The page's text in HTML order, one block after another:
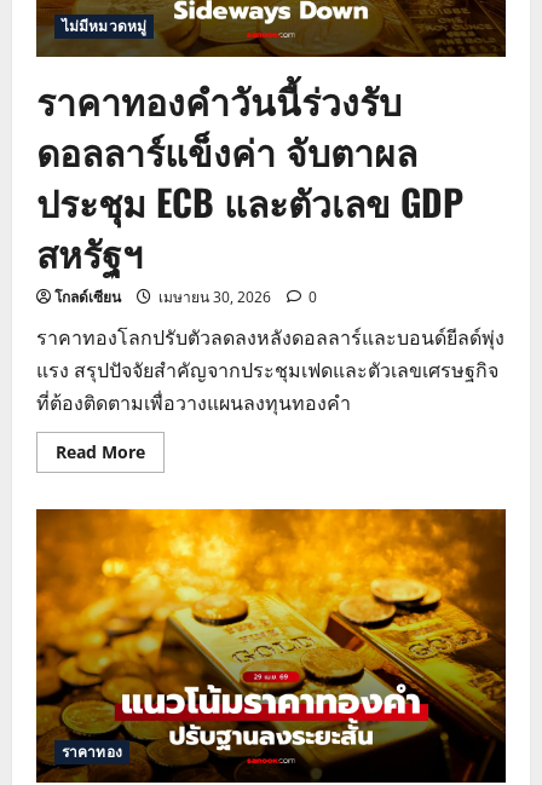
ขาย
ล่าสุด
ไม่มีหมวดหมู่
ราคาทองคำวันนี้ร่วงรับ
ดอลลาร์แข็งค่า จับตาผล
ประชุม ECB และตัวเลข GDP
สหรัฐฯ
โกลด์เซียน เมษายน 30, 2026 0
ราคาทองโลกปรับตัวลดลงหลังดอลลาร์และบอนด์ยีลด์พุ่ง
แรง สรุปปัจจัยสำคัญจากประชุมเฟดและตัวเลขเศรษฐกิจ
ที่ต้องติดตามเพื่อวางแผนลงทุนทองคำ
Read MoreRead
more
ทองคำ
วัน
ร่วง
รับ
ดอลลาร์
แข็ง
ค่า
จับตา
ผล
ประชุม
ECB
และ
ตัวเลข
GDP
สหรัฐฯ
ราคาทอง